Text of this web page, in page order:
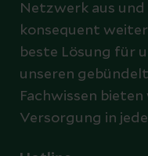
Netzwerk aus
konsequent
beste Lösung für
unseren
Fachwissen
Versorgung in